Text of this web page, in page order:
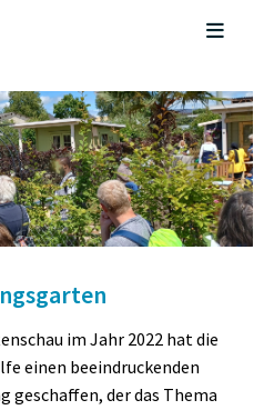
im Jahr 2022 hat die
einen beeindruckenden
geschaffen, der das Thema